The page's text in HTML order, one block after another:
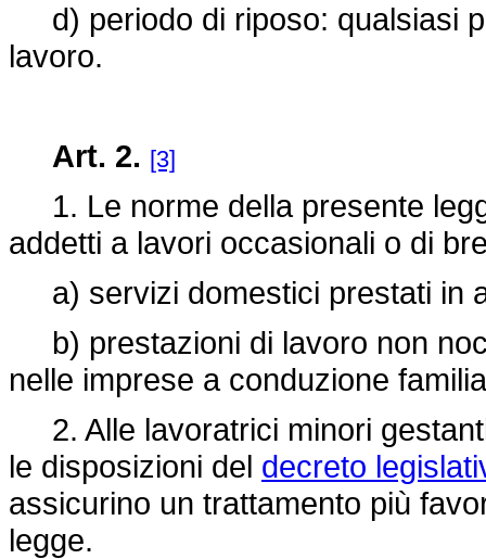
d) periodo di riposo: qualsiasi
lavoro.
Art. 2. [3]
1. Le norme della presente
addetti a lavori occasionali o di
a) servizi domestici prestati in
b) prestazioni di lavoro non
nelle imprese a conduzione
2. Alle lavoratrici minori
le disposizioni del decreto
assicurino un trattamento più
legge.